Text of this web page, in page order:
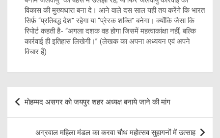
विकास की मुख्यधारा बना दे। आने वाले दस साल यही तय करेंगे कि भारत
सिर्फ़ “प्रतिबद्ध देश” रहेगा या “प्रेरक शक्ति” बनेगा। क्योंकि जैसा कि
रिपोर्ट कहती है- “अगला दशक वह होगा जिसमें महत्वाकांक्षा नहीं, बल्कि
कार्रवाई ही इतिहास लिखेगी।” (लेखक का अपना अध्ययन एवं अपने
विचार हैं)
Post
navigation
मोहम्मद असगर को जयपुर शहर अध्यक्ष बनाये जाने की मांग
अग्रवाल महिला मंडल का करवा चौथ महोत्सव सुहागनों में उत्साह